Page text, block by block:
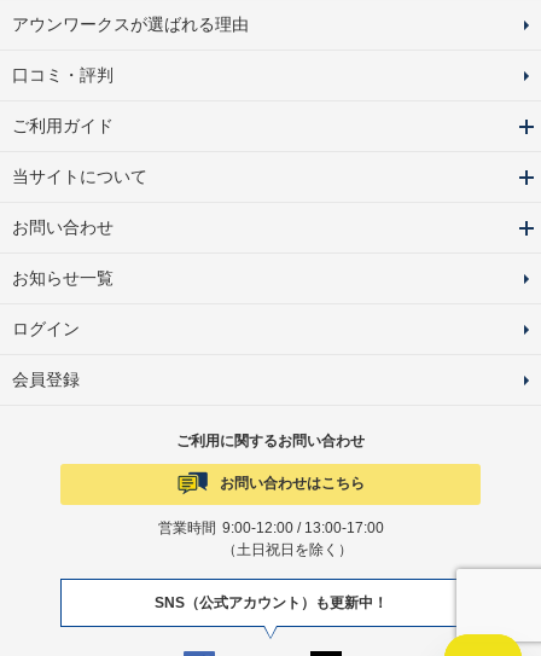
アウンワークスが選ばれる理由
口コミ・評判
ご利用ガイド
当サイトについて
お問い合わせ
お知らせ一覧
ログイン
会員登録
ご利用に関するお問い合わせ
お問い合わせはこちら
営業時間 9:00-12:00 / 13:00-17:00
（土日祝日を除く）
SNS（公式アカウント）も更新中！